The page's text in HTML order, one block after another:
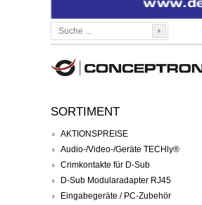
SORTIMENT
AKTIONSPREISE
Audio-/Video-/Geräte TECHly®
Crimkontakte für D-Sub
D-Sub Modularadapter RJ45
Eingabegeräte / PC-Zubehör